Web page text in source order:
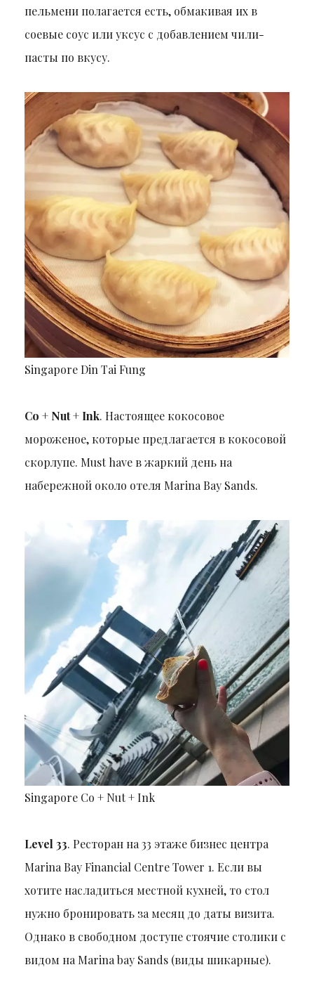
пельмени полагается есть, обмакивая их в
соевые соус или уксус с добавлением чили-
пасты по вкусу.
Singapore Din Tai Fung
Co + Nut + Ink. Настоящее кокосовое
мороженое, которые предлагается в кокосовой
скорлупе. Must have в жаркий день на
набережной около отеля Marina Bay Sands.
Singapore Co + Nut + Ink
Level 33. Ресторан на 33 этаже бизнес центра
Marina Bay Financial Centre Tower 1. Если вы
хотите насладиться местной кухней, то стол
нужно бронировать за месяц до даты визита.
Однако в свободном доступе стоячие столики с
видом на Marina bay Sands (виды шикарные).